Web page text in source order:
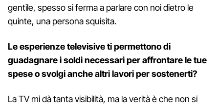
gentile, spesso si ferma a parlare con noi dietro le
quinte, una persona squisita.
Le esperienze televisive ti permettono di
guadagnare i soldi necessari per affrontare le tue
spese o svolgi anche altri lavori per sostenerti?
La TV mi dà tanta visibilità, ma la verità è che non si